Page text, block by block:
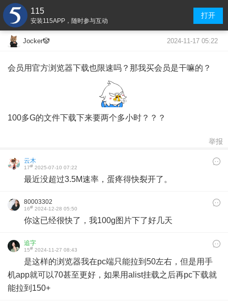
115
安装115APP，随时参与互动
打开
Jocker🤡 2024-11-17 05:22
会员用官方浏览器下载也限速吗？那我买会员是干嘛的？
100多G的文件下载下来要两个多小时？？？
举报
云木
17# 2025-07-10 07:22
最近没超过3.5M速率，蛋疼得快裂开了。
80003302
16# 2024-12-28 05:50
你这已经很快了，我100g图片下了好几天
追字
15# 2024-11-27 08:43
是这样的浏览器我在pc端只能拉到50左右，但是用手
机app就可以70甚至更好，如果用alist挂载之后再pc下载就
能拉到150+